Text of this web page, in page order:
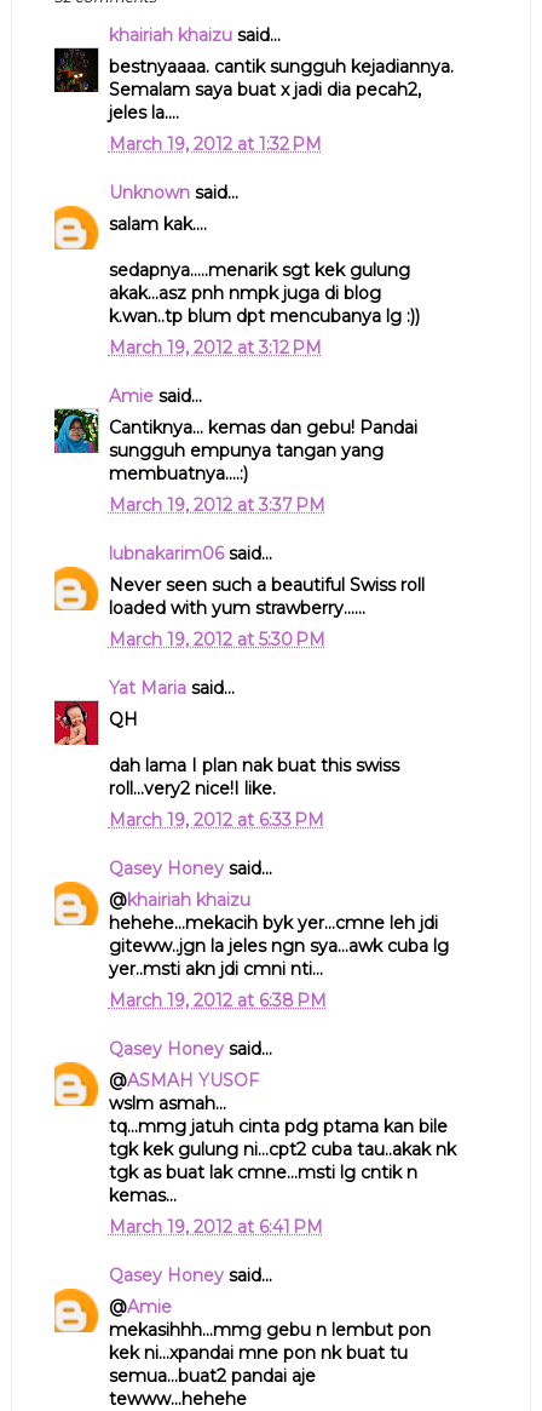
khairiah khaizusaid...
bestnyaaaa. cantik sungguh kejadiannya.
Semalam saya buat x jadi dia pecah2,
jeles la....
March 19, 2012 at 1:32 PM
Unknownsaid...
salam kak....
sedapnya.....menarik sgt kek gulung
akak...asz pnh nmpk juga di blog
k.wan..tp blum dpt mencubanya lg :))
March 19, 2012 at 3:12 PM
Amiesaid...
Cantiknya... kemas dan gebu! Pandai
sungguh empunya tangan yang
membuatnya....:)
March 19, 2012 at 3:37 PM
lubnakarim06said...
Never seen such a beautiful Swiss roll
loaded with yum strawberry......
March 19, 2012 at 5:30 PM
Yat Mariasaid...
QH
dah lama I plan nak buat this swiss
roll...very2 nice!I like.
March 19, 2012 at 6:33 PM
Qasey Honeysaid...
@khairiah khaizu
hehehe...mekacih byk yer...cmne leh jdi
giteww..jgn la jeles ngn sya...awk cuba lg
yer..msti akn jdi cmni nti...
March 19, 2012 at 6:38 PM
Qasey Honeysaid...
@ASMAH YUSOF
wslm asmah...
tq...mmg jatuh cinta pdg ptama kan bile
tgk kek gulung ni...cpt2 cuba tau..akak nk
tgk as buat lak cmne...msti lg cntik n
kemas...
March 19, 2012 at 6:41 PM
Qasey Honeysaid...
@Amie
mekasihhh...mmg gebu n lembut pon
kek ni...xpandai mne pon nk buat tu
semua...buat2 pandai aje
tewww...hehehe